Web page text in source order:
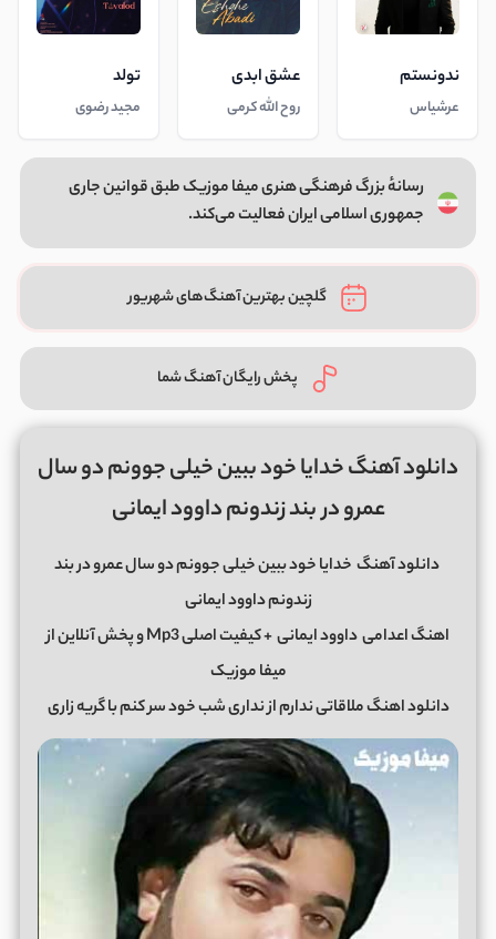
ندونستم
عرشیاس
عشق ابدی
روح الله کرمی
تولد
مجید رضوی
رسانهٔ بزرگ فرهنگی هنری میفا موزیک طبق قوانین جاری
جمهوری اسلامی ایران فعالیت می‌کند.
گلچین بهترین آهنگ‌های شهریور
پخش رایگان آهنگ شما
دانلود آهنگ خدایا خود ببین خیلی جوونم دو سال
عمرو در بند زندونم داوود ایمانی
دانلود آهنگ خدایا خود ببین خیلی جوونم دو سال عمرو در بند
زندونم داوود ایمانی
اهنگ اعدامیداوود ایمانی
+ کیفیت اصلی Mp3 و پخش آنلاین از
میفا موزیک
دانلود اهنگ ملاقاتی ندارم از نداری شب خود سر کنم با گریه زاری